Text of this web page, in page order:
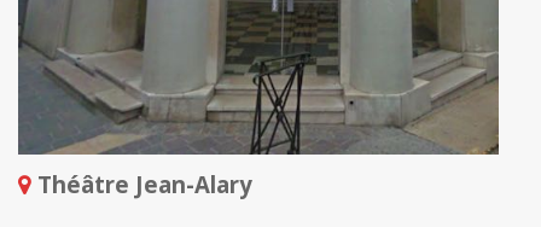
Théâtre Jean-Alary